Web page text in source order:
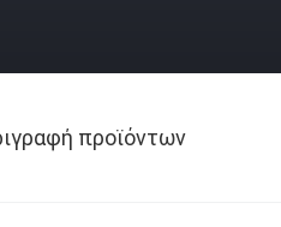
προϊόντων